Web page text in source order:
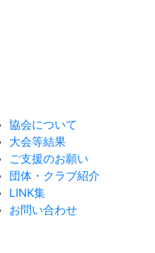
協会について
大会等結果
ご支援のお願い
団体・クラブ紹介
LINK集
お問い合わせ